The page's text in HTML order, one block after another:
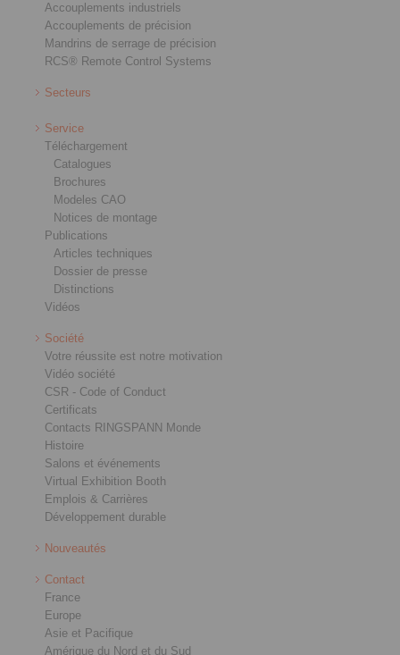
Accouplements industriels
Accouplements de précision
Mandrins de serrage de précision
RCS® Remote Control Systems
Secteurs
Service
Téléchargement
Catalogues
Brochures
Modeles CAO
Notices de montage
Publications
Articles techniques
Dossier de presse
Distinctions
Vidéos
Société
Votre réussite est notre motivation
Vidéo société
CSR - Code of Conduct
Certificats
Contacts RINGSPANN Monde
Histoire
Salons et événements
Virtual Exhibition Booth
Emplois & Carrières
Développement durable
Nouveautés
Contact
France
Europe
Asie et Pacifique
Amérique du Nord et du Sud